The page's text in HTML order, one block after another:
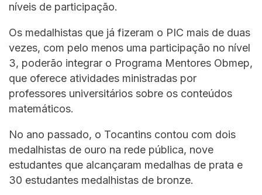
níveis de participação.
Os medalhistas que já fizeram o PIC mais de duas
vezes, com pelo menos uma participação no nível
3, poderão integrar o Programa Mentores Obmep,
que oferece atividades ministradas por
professores universitários sobre os conteúdos
matemáticos.
No ano passado, o Tocantins contou com dois
medalhistas de ouro na rede pública, nove
estudantes que alcançaram medalhas de prata e
30 estudantes medalhistas de bronze.